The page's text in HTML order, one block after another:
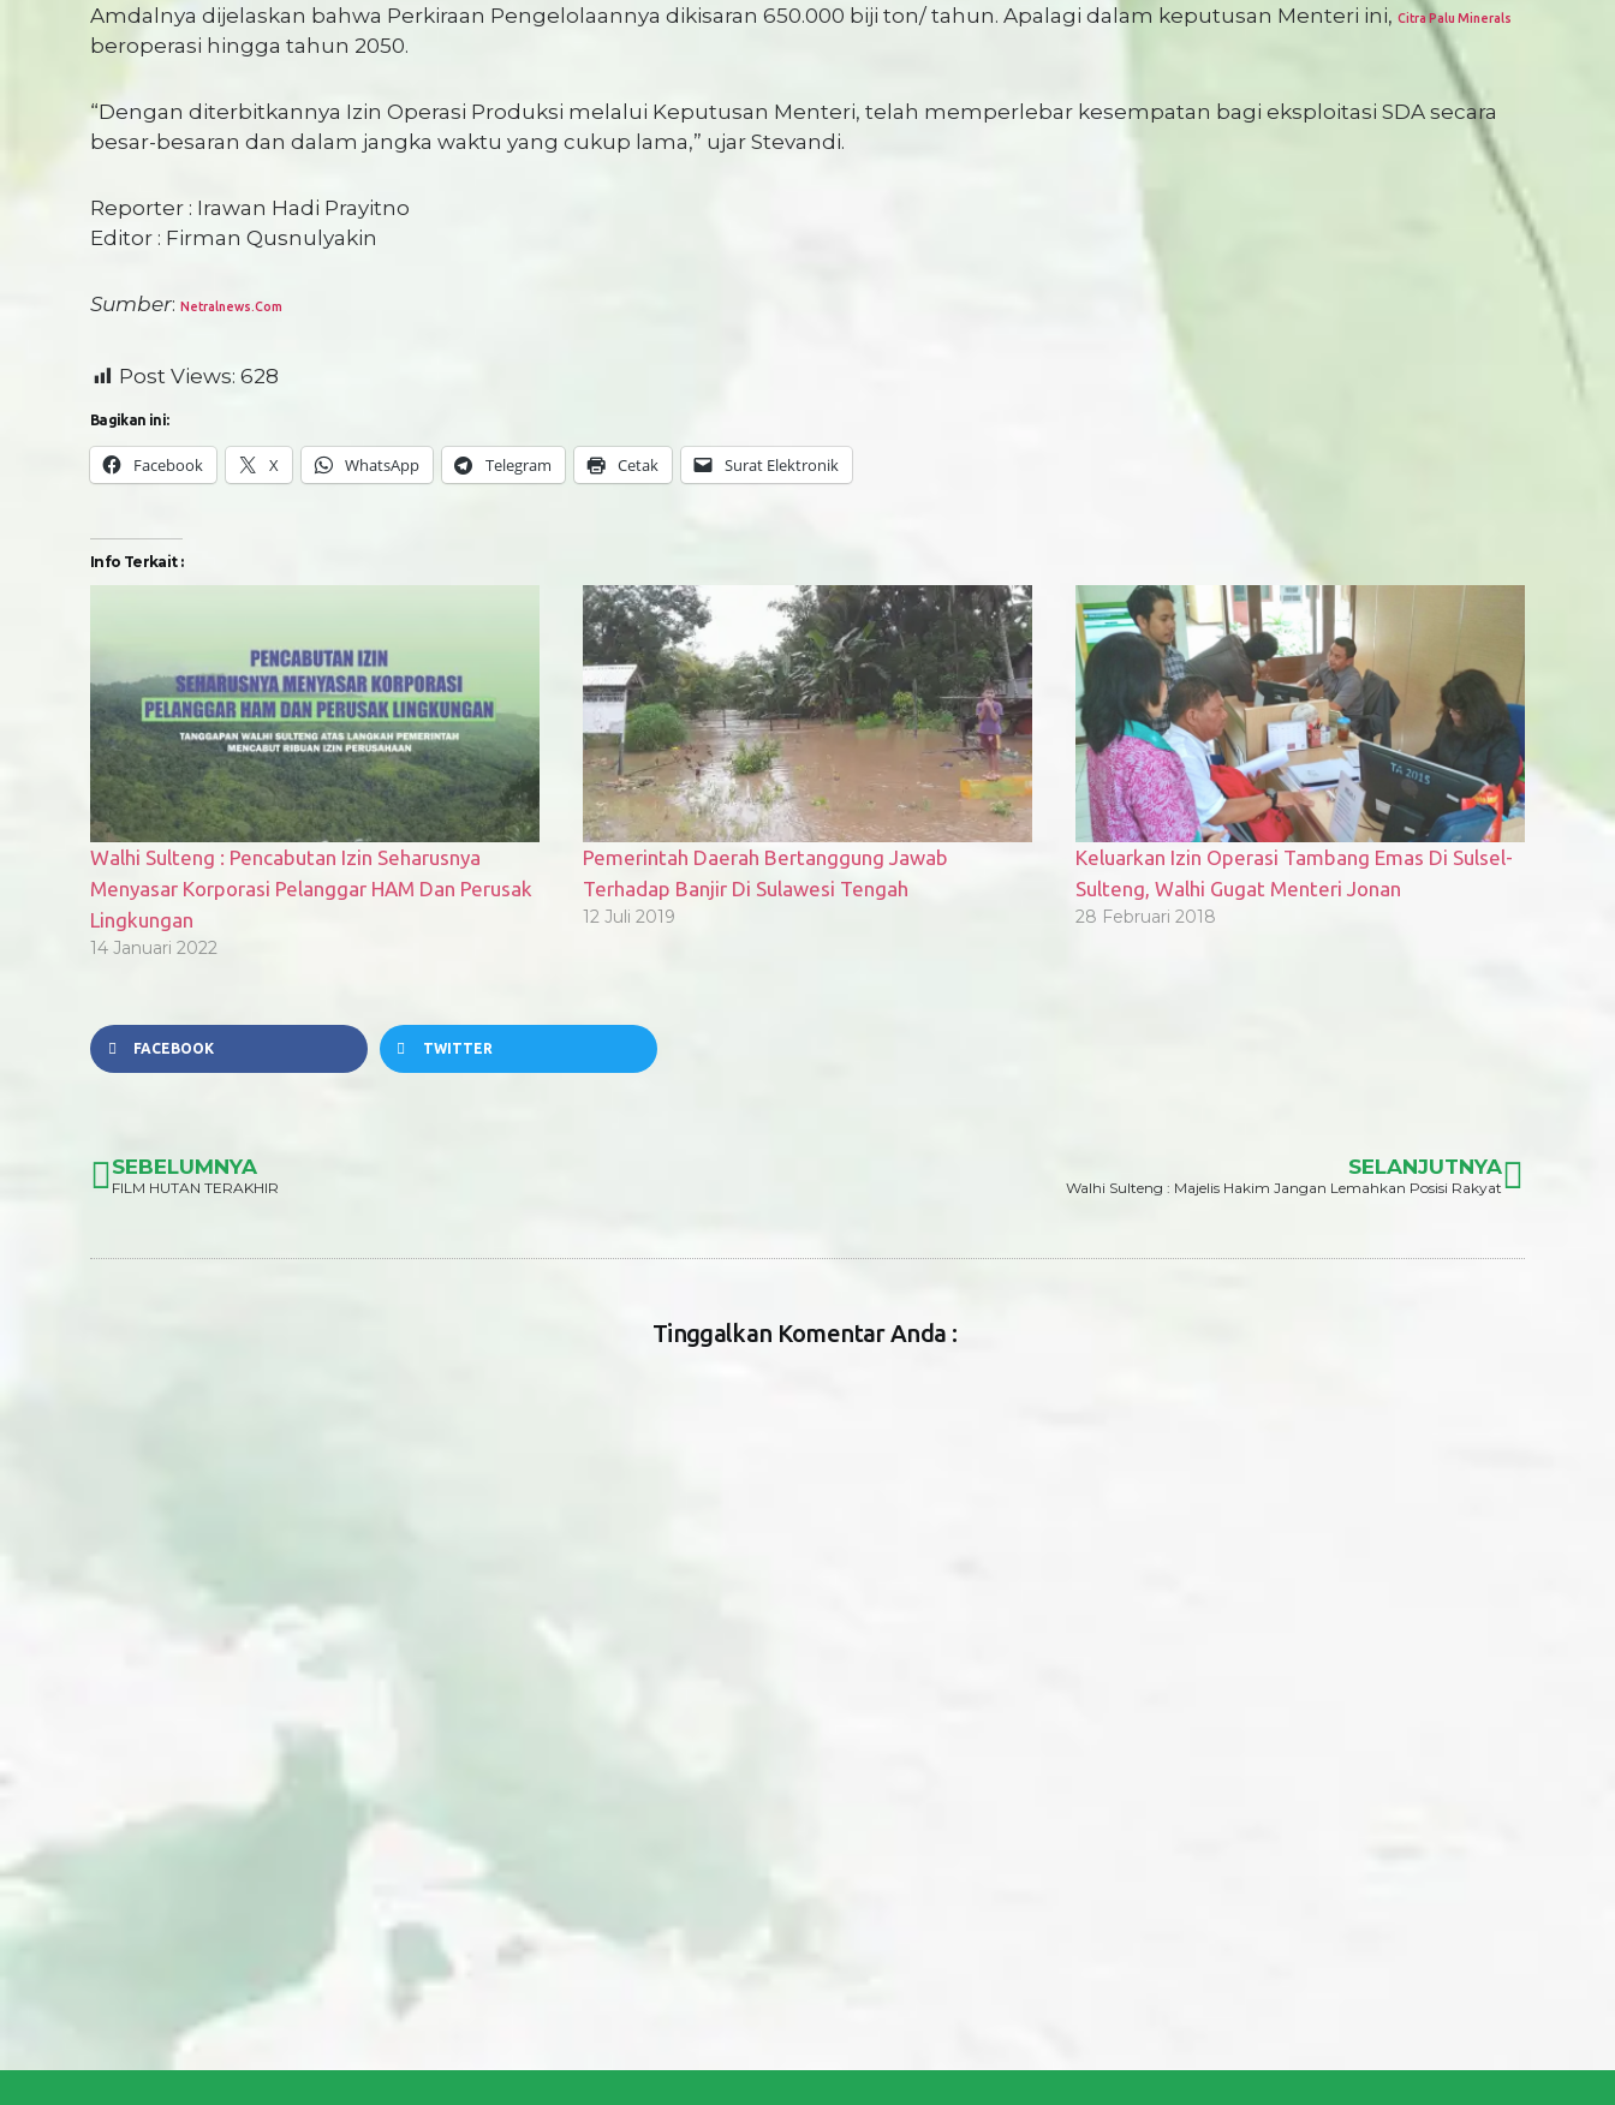
Amdalnya dijelaskan bahwa Perkiraan Pengelolaannya dikisaran 650.000 biji ton/ tahun. Apalagi dalam keputusan Menteri ini, Citra Palu Minerals
beroperasi hingga tahun 2050.
“Dengan diterbitkannya Izin Operasi Produksi melalui Keputusan Menteri, telah memperlebar kesempatan bagi eksploitasi SDA secara
besar-besaran dan dalam jangka waktu yang cukup lama,” ujar Stevandi.
Reporter : Irawan Hadi Prayitno
Editor : Firman Qusnulyakin
Sumber: Netralnews.com
Post Views: 628
Bagikan ini:
Facebook X WhatsApp Telegram Cetak Surat Elektronik
Info Terkait :
Walhi Sulteng : Pencabutan Izin Seharusnya
Menyasar Korporasi Pelanggar HAM Dan Perusak
Lingkungan
14 Januari 2022
Pemerintah Daerah Bertanggung Jawab
Terhadap Banjir Di Sulawesi Tengah
12 Juli 2019
Keluarkan Izin Operasi Tambang Emas Di Sulsel-
Sulteng, Walhi Gugat Menteri Jonan
28 Februari 2018
FACEBOOK TWITTER
SEBELUMNYA
FILM HUTAN TERAKHIR
SELANJUTNYA
Walhi Sulteng : Majelis Hakim Jangan Lemahkan Posisi Rakyat
Tinggalkan Komentar Anda :